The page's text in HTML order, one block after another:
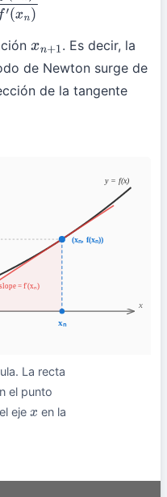
xn+1 . Es decir, la
de Newton surge de
de la tangente
La recta
el punto
eje x en la